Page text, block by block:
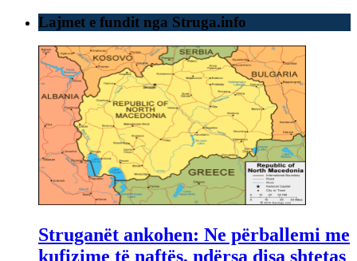
Lajmet e fundit nga Struga.info
Struganët ankohen: Ne përballemi me
kufizime të naftës, ndërsa disa shtetas